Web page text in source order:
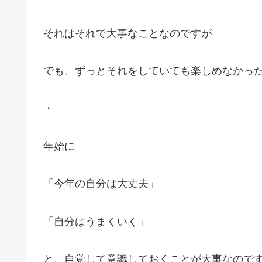
それはそれで大事なことなのですが
でも、ずっとそれをしていても楽しめなかっ
・
年始に
「今年の自分は大丈夫」
「自分はうまくいく」
と、自覚して意識しておくことが大事なのです